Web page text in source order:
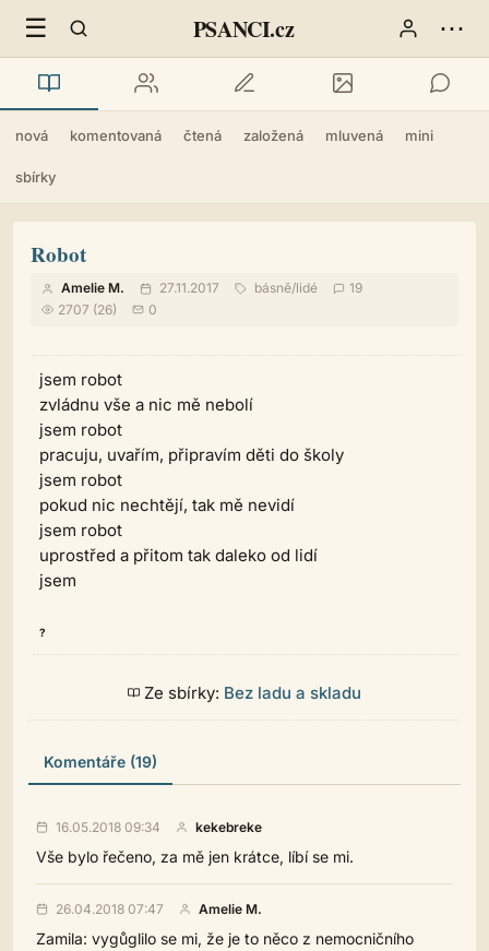
☰ PSANCI.cz ⋯
nová komentovaná čtená založená mluvená mini
sbírky
Robot
Amelie M. 27.11.2017 básně/lidé
19
2707 (26)
0
jsem robot
zvládnu vše a nic mě nebolí
jsem robot
pracuju, uvařím, připravím děti do školy
jsem robot
pokud nic nechtějí, tak mě nevidí
jsem robot
uprostřed a přitom tak daleko od lidí
jsem
?
Ze sbírky: Bez ladu a skladu
Komentáře (19)
16.05.2018 09:34 kekebreke
Vše bylo řečeno, za mě jen krátce, líbí se mi.
26.04.2018 07:47 Amelie M.
Zamila: vygůglilo se mi, že je to něco z nemocničního